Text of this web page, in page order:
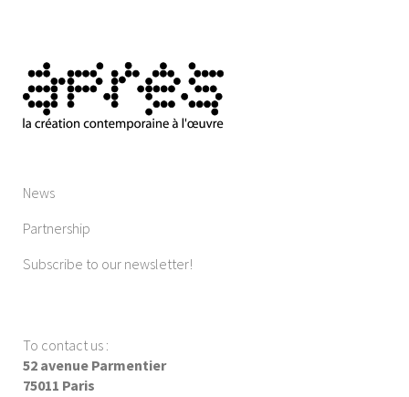
News
Partnership
Subscribe to our newsletter!
To contact us :
52 avenue Parmentier
75011 Paris